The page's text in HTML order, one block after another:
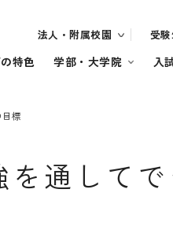
法人・附属校園 受
特色 学部・大学院 入
標
を通して